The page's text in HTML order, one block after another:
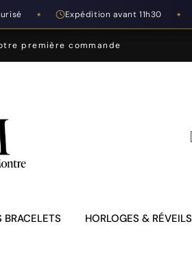
◆ Expédition avant 11h30 ◆
première commande
BRACELETS HORLOGES & RÉVEILS